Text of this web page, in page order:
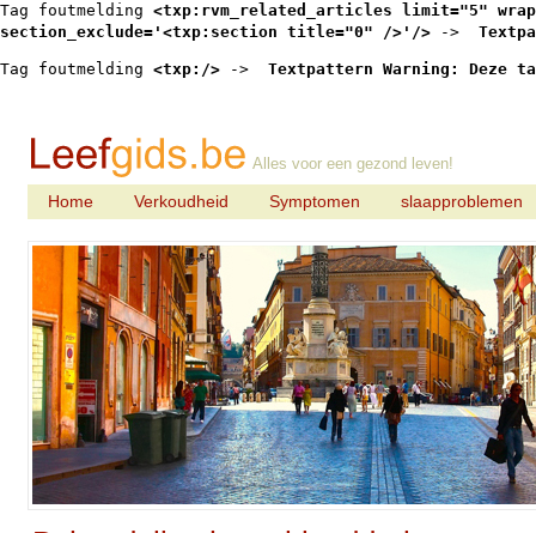
Tag foutmelding <txp:rvm_related_articles limit="5"
section_exclude='<txp:section title="0" />'/> ->
Tag foutmelding <txp:/> -> Textpattern Warning: Deze
Alles voor een gezond leven!
Home Verkoudheid Symptomen slaapproblemen